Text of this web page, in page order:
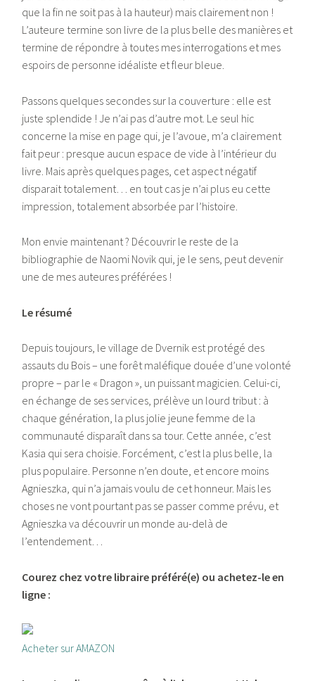
que la fin ne soit pas à la hauteur) mais clairement non !
L’auteure termine son livre de la plus belle des manières et
termine de répondre à toutes mes interrogations et mes
espoirs de personne idéaliste et fleur bleue.
Passons quelques secondes sur la couverture : elle est
juste splendide ! Je n’ai pas d’autre mot. Le seul hic
concerne la mise en page qui, je l’avoue, m’a clairement
fait peur : presque aucun espace de vide à l’intérieur du
livre. Mais après quelques pages, cet aspect négatif
disparait totalement… en tout cas je n’ai plus eu cette
impression, totalement absorbée par l’histoire.
Mon envie maintenant ? Découvrir le reste de la
bibliographie de Naomi Novik qui, je le sens, peut devenir
une de mes auteures préférées !
Le résumé
Depuis toujours, le village de Dvernik est protégé des
assauts du Bois – une forêt maléfique douée d’une volonté
propre – par le « Dragon », un puissant magicien. Celui-ci,
en échange de ses services, prélève un lourd tribut : à
chaque génération, la plus jolie jeune femme de la
communauté disparaît dans sa tour. Cette année, c’est
Kasia qui sera choisie. Forcément, c’est la plus belle, la
plus populaire. Personne n’en doute, et encore moins
Agnieszka, qui n’a jamais voulu de cet honneur. Mais les
choses ne vont pourtant pas se passer comme prévu, et
Agnieszka va découvrir un monde au-delà de
l’entendement…
Courez chez votre libraire préféré(e) ou achetez-le en
ligne :
Acheter sur AMAZON